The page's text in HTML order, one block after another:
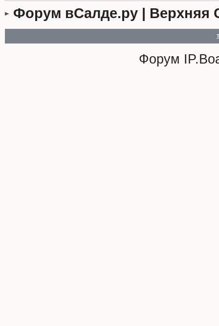
Форум вСалде.ру | Верхняя
Форум